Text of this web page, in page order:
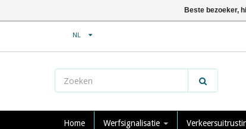
NL
Home Werfsignalisatie
Beste bezoeker,